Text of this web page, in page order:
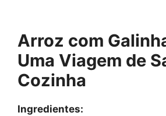
Arroz com
Uma Viagem de
Cozinha
Ingredientes: